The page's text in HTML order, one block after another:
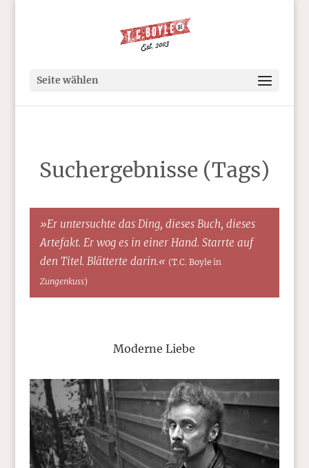
Seite wählen
Suchergebnisse (Tags)
»Er untersuchte das Ding, dieses Buch, dieses
Artefakt. Er wog es in einer Hand. Starrte auf
den Titel. Blätterte darin.« (T.C. Boyle in
Zungenkuss)
Moderne Liebe